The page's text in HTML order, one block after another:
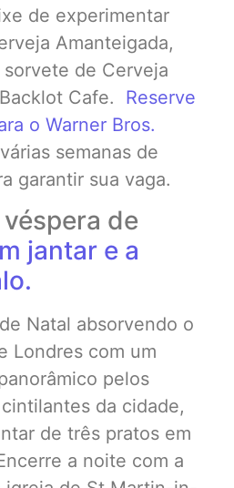
de experimentar
Amanteigada,
de Cerveja
Cafe. Reserve
o Warner Bros.
semanas de
garantir sua vaga.
de
jantar e a
Natal absorvendo o
Londres com um
pelos
da cidade,
de três pratos em
a noite com a